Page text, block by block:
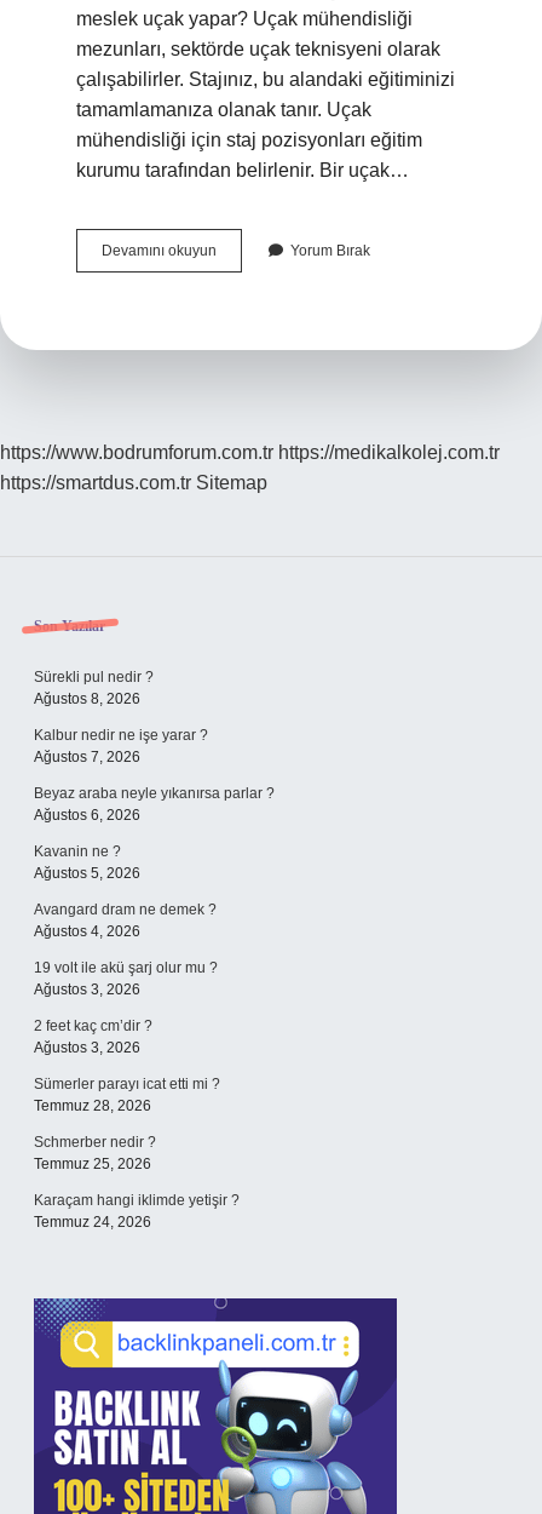
meslek uçak yapar? Uçak mühendisliği
mezunları, sektörde uçak teknisyeni olarak
çalışabilirler. Stajınız, bu alandaki eğitiminizi
tamamlamanıza olanak tanır. Uçak
mühendisliği için staj pozisyonları eğitim
kurumu tarafından belirlenir. Bir uçak…
Devamını okuyun
Yapmak
Yorum Bırak
https://www.bodrumforum.com.tr https://medikalkolej.com.tr
https://smartdus.com.tr Sitemap
Sidebar
Son Yazılar
Sürekli pul nedir ?
Ağustos 8, 2026
Kalbur nedir ne işe yarar ?
Ağustos 7, 2026
Beyaz araba neyle yıkanırsa parlar ?
Ağustos 6, 2026
Kavanin ne ?
Ağustos 5, 2026
Avangard dram ne demek ?
Ağustos 4, 2026
19 volt ile akü şarj olur mu ?
Ağustos 3, 2026
2 feet kaç cm’dir ?
Ağustos 3, 2026
Sümerler parayı icat etti mi ?
Temmuz 28, 2026
Schmerber nedir ?
Temmuz 25, 2026
Karaçam hangi iklimde yetişir ?
Temmuz 24, 2026